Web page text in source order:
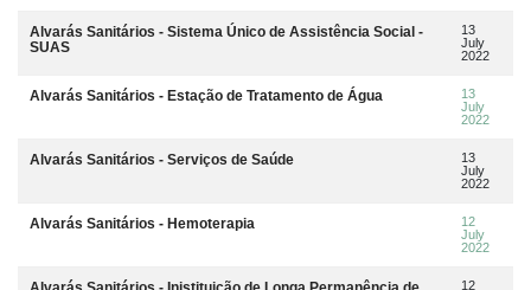
Alvarás Sanitários - Sistema Único de Assistência Social -
SUAS
13
July
2022
Alvarás Sanitários - Estação de Tratamento de Água
13
July
2022
Alvarás Sanitários - Serviços de Saúde
13
July
2022
Alvarás Sanitários - Hemoterapia
12
July
2022
12